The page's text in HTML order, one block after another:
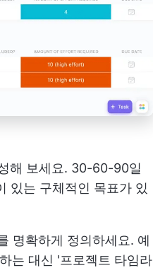
해 보세요. 30-60-90일
있는 구체적인 목표가 있
명확하게 정의하세요. 예
는 대신 '프로젝트 타임라